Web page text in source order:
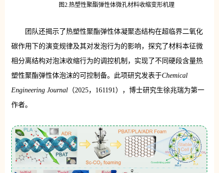
图2.热塑性聚酯弹性体微孔材料收缩变形机理
团队还揭示了热塑性聚酯弹性体凝聚态结构在超临界二氧化
碳作用下的演变规律及其对发泡行为的影响，探究了材料本征微
相分离结构对泡沫收缩行为的调控机制，实现了不同硬段含量热
塑性聚酯弹性体泡沫的可控制备。此项研究发表于Chemical
Engineering Journal（2025，161191），博士研究生徐兆瑞为第一
作者。